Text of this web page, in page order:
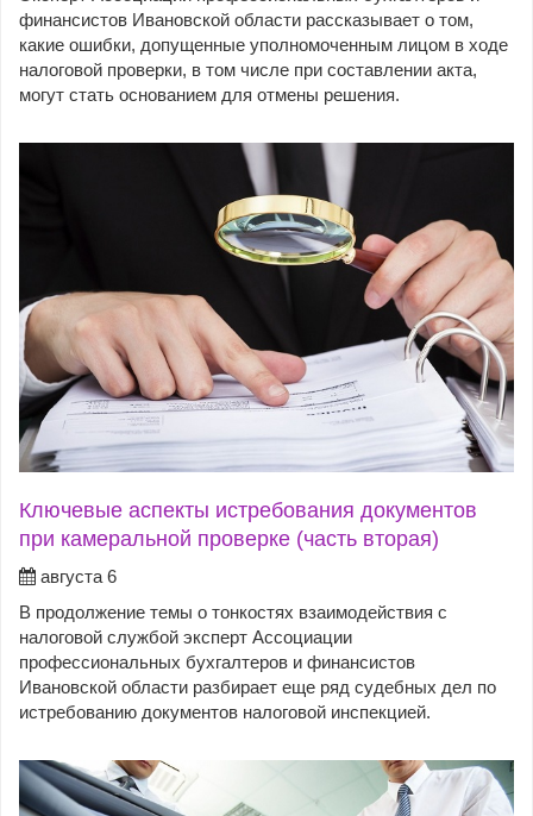
финансистов Ивановской области рассказывает о том,
какие ошибки, допущенные уполномоченным лицом в ходе
налоговой проверки, в том числе при составлении акта,
могут стать основанием для отмены решения.
Ключевые аспекты истребования документов
при камеральной проверке (часть вторая)
августа 6
В продолжение темы о тонкостях взаимодействия с
налоговой службой эксперт Ассоциации
профессиональных бухгалтеров и финансистов
Ивановской области разбирает еще ряд судебных дел по
истребованию документов налоговой инспекцией.